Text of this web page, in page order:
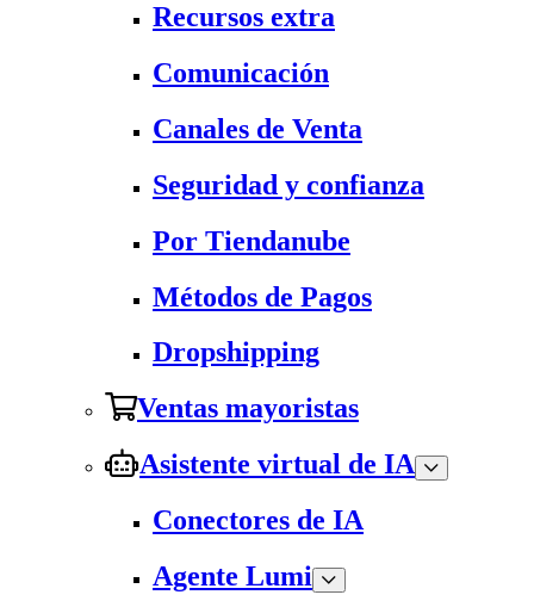
Recursos extra
Comunicación
Canales de Venta
Seguridad y confianza
Por Tiendanube
Métodos de Pagos
Dropshipping
Ventas mayoristas
Asistente virtual de IA
Conectores de IA
Agente Lumi